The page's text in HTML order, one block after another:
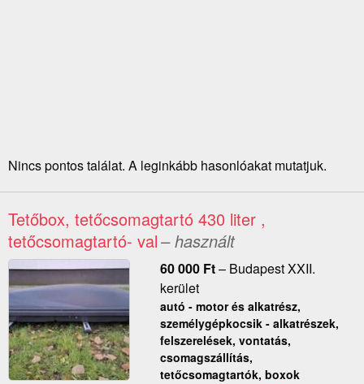
Nincs pontos találat. A leginkább hasonlóakat mutatjuk.
Tetőbox, tetőcsomagtartó 430 liter ,
tetőcsomagtartó- val– használt
60 000 Ft– Budapest XXII.
kerület
autó - motor és alkatrész,
személygépkocsik - alkatrészek,
felszerelések, vontatás,
csomagszállítás,
tetőcsomagtartók, boxok